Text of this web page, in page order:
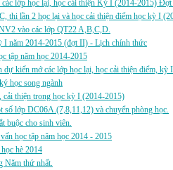
các lớp học lại, học cải thiện Kỳ I (2014-2015)
thi lần 2 học lại và học cải thiện điểm học kỳ I
vào các lớp QT22 A,B,C,D.
I năm 2014-2015 (đợt II) - Lịch chính thức
tập năm học 2014-2015
dự kiến mớ các lớp học lại, học cải thiện điểm, kỳ
học song ngành
thiện trong học kỳ I (2014-2015)
số lớp DC06A.(7,8,11,12) và chuyển phòng học.
buộc cho sinh viên.
học tập năm học 2014 - 2015
hè 2014
Năm thứ nhất.